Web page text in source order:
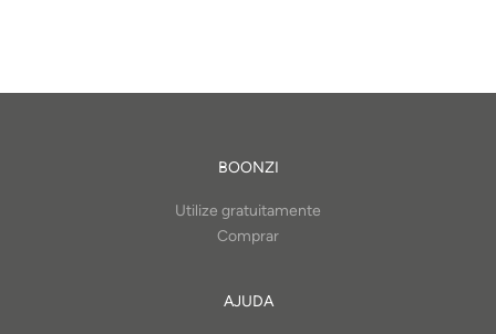
BOONZI
Utilize gratuitamente
Comprar
AJUDA